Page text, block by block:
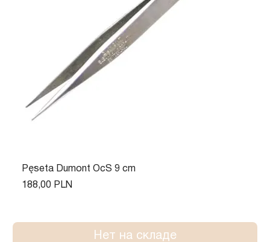
Pęseta Dumont OcS 9 cm
Цена
188,00 PLN
Нет на складе